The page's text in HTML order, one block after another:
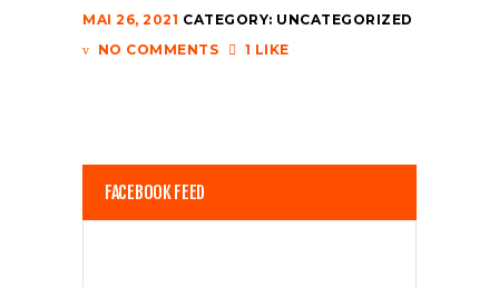
MAI 26, 2021 CATEGORY: UNCATEGORIZED
NO COMMENTS
1 LIKE
FACEBOOK FEED